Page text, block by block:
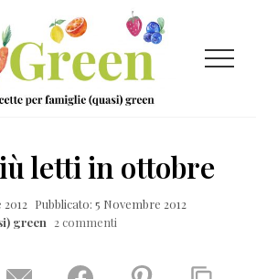
Menu
letti in ottobre
Pubblicato: 5 Novembre 2012
green 2 commenti